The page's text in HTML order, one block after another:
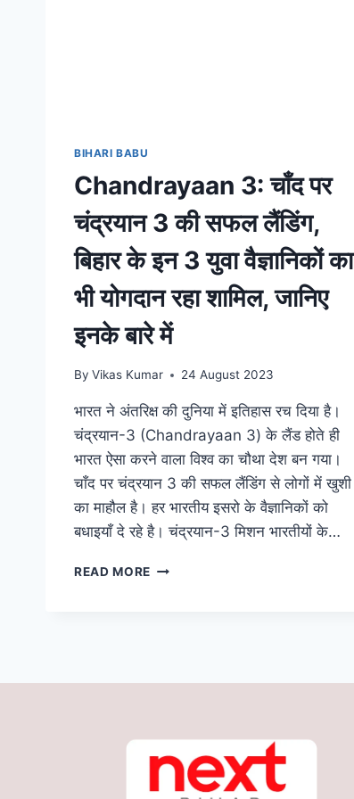
BIHARI BABU
Chandrayaan 3: चाँद पर
चंद्रयान 3 की सफल लैंडिंग,
बिहार के इन 3 युवा वैज्ञानिकों का
भी योगदान रहा शामिल, जानिए
इनके बारे में
By Vikas Kumar 24 August 2023
भारत ने अंतरिक्ष की दुनिया में इतिहास रच दिया है।
चंद्रयान-3 (Chandrayaan 3) के लैंड होते ही
भारत ऐसा करने वाला विश्व का चौथा देश बन गया।
चाँद पर चंद्रयान 3 की सफल लैंडिंग से लोगों में खुशी
का माहौल है। हर भारतीय इसरो के वैज्ञानिकों को
बधाइयाँ दे रहे है। चंद्रयान-3 मिशन भारतीयों के…
READ MORE CHANDRAYAAN
की
के
इन
3